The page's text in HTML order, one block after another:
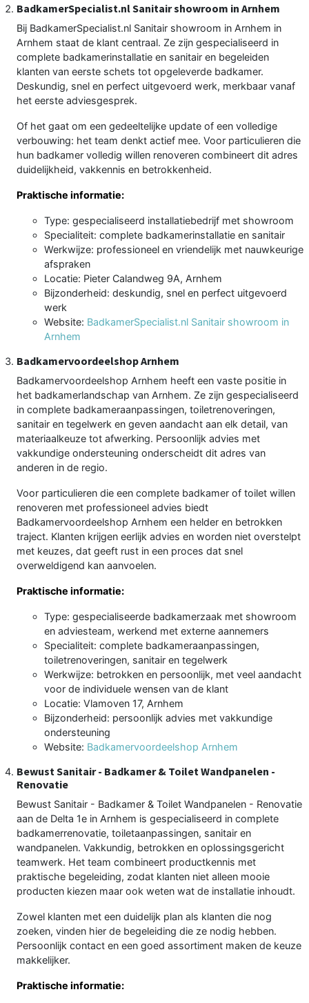
BadkamerSpecialist.nl Sanitair showroom in Arnhem
Bij BadkamerSpecialist.nl Sanitair showroom in Arnhem in
Arnhem staat de klant centraal. Ze zijn gespecialiseerd in
complete badkamerinstallatie en sanitair en begeleiden
klanten van eerste schets tot opgeleverde badkamer.
Deskundig, snel en perfect uitgevoerd werk, merkbaar vanaf
het eerste adviesgesprek.
Of het gaat om een gedeeltelijke update of een volledige
verbouwing: het team denkt actief mee. Voor particulieren die
hun badkamer volledig willen renoveren combineert dit adres
duidelijkheid, vakkennis en betrokkenheid.
Praktische informatie:
Type: gespecialiseerd installatiebedrijf met showroom
Specialiteit: complete badkamerinstallatie en sanitair
Werkwijze: professioneel en vriendelijk met nauwkeurige
afspraken
Locatie: Pieter Calandweg 9A, Arnhem
Bijzonderheid: deskundig, snel en perfect uitgevoerd
werk
Website: BadkamerSpecialist.nl Sanitair showroom in
Arnhem
Badkamervoordeelshop Arnhem
Badkamervoordeelshop Arnhem heeft een vaste positie in
het badkamerlandschap van Arnhem. Ze zijn gespecialiseerd
in complete badkameraanpassingen, toiletrenoveringen,
sanitair en tegelwerk en geven aandacht aan elk detail, van
materiaalkeuze tot afwerking. Persoonlijk advies met
vakkundige ondersteuning onderscheidt dit adres van
anderen in de regio.
Voor particulieren die een complete badkamer of toilet willen
renoveren met professioneel advies biedt
Badkamervoordeelshop Arnhem een helder en betrokken
traject. Klanten krijgen eerlijk advies en worden niet overstelpt
met keuzes, dat geeft rust in een proces dat snel
overweldigend kan aanvoelen.
Praktische informatie:
Type: gespecialiseerde badkamerzaak met showroom
en adviesteam, werkend met externe aannemers
Specialiteit: complete badkameraanpassingen,
toiletrenoveringen, sanitair en tegelwerk
Werkwijze: betrokken en persoonlijk, met veel aandacht
voor de individuele wensen van de klant
Locatie: Vlamoven 17, Arnhem
Bijzonderheid: persoonlijk advies met vakkundige
ondersteuning
Website: Badkamervoordeelshop Arnhem
Bewust Sanitair - Badkamer & Toilet Wandpanelen -
Renovatie
Bewust Sanitair - Badkamer & Toilet Wandpanelen - Renovatie
aan de Delta 1e in Arnhem is gespecialiseerd in complete
badkamerrenovatie, toiletaanpassingen, sanitair en
wandpanelen. Vakkundig, betrokken en oplossingsgericht
teamwerk. Het team combineert productkennis met
praktische begeleiding, zodat klanten niet alleen mooie
producten kiezen maar ook weten wat de installatie inhoudt.
Zowel klanten met een duidelijk plan als klanten die nog
zoeken, vinden hier de begeleiding die ze nodig hebben.
Persoonlijk contact en een goed assortiment maken de keuze
makkelijker.
Praktische informatie: